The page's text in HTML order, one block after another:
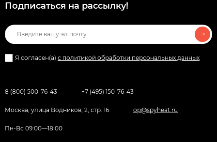
Подписаться на рассылкy!
Я согласен(a) с политикой обработки персональных данных
8 (800) 500-76-43 +7 (495) 150-76-43
Москва, улица Водников, 2, стр. 16 op@spyheat.ru
Пн-Вс 09:00—18:00